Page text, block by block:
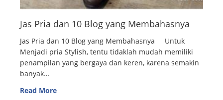
Jas Pria dan 10 Blog yang Membahasnya
Jas Pria dan 10 Blog yang Membahasnya Untuk
Menjadi pria Stylish, tentu tidaklah mudah memiliki
penampilan yang bergaya dan keren, karena semakin
banyak…
Read More